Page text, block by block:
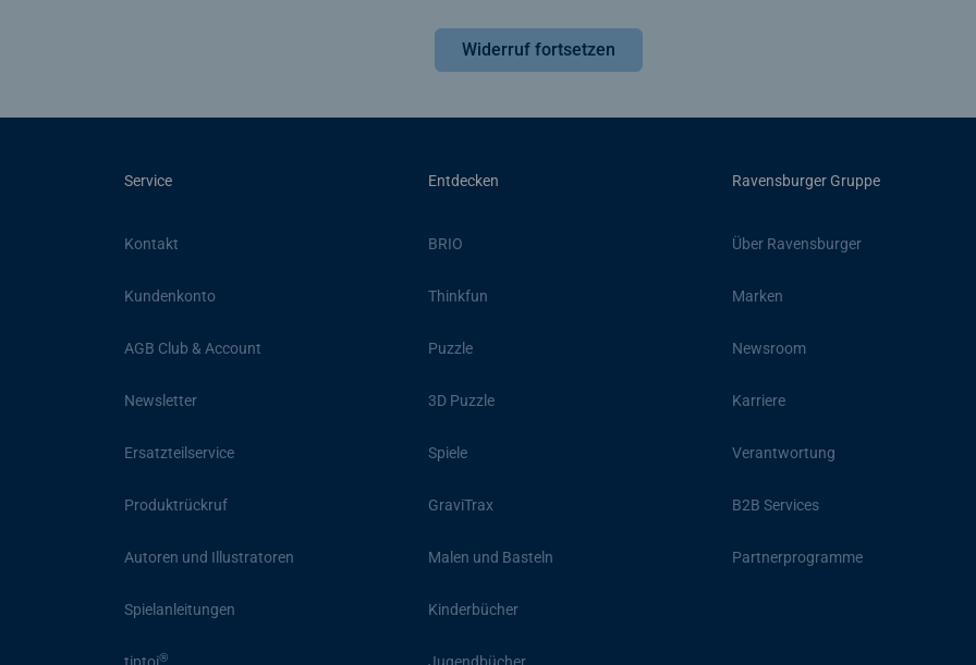
Widerruf fortsetzen
Service
Kontakt
Kundenkonto
AGB Club & Account
Newsletter
Ersatzteilservice
Produktrückruf
Autoren und Illustratoren
Spielanleitungen
®
Entdecken
BRIO
Thinkfun
Puzzle
3D Puzzle
Spiele
GraviTrax
Malen und Basteln
Kinderbücher
Ravensburger Gruppe
Über Ravensburger
Marken
Newsroom
Karriere
Verantwortung
B2B Services
Partnerprogramme